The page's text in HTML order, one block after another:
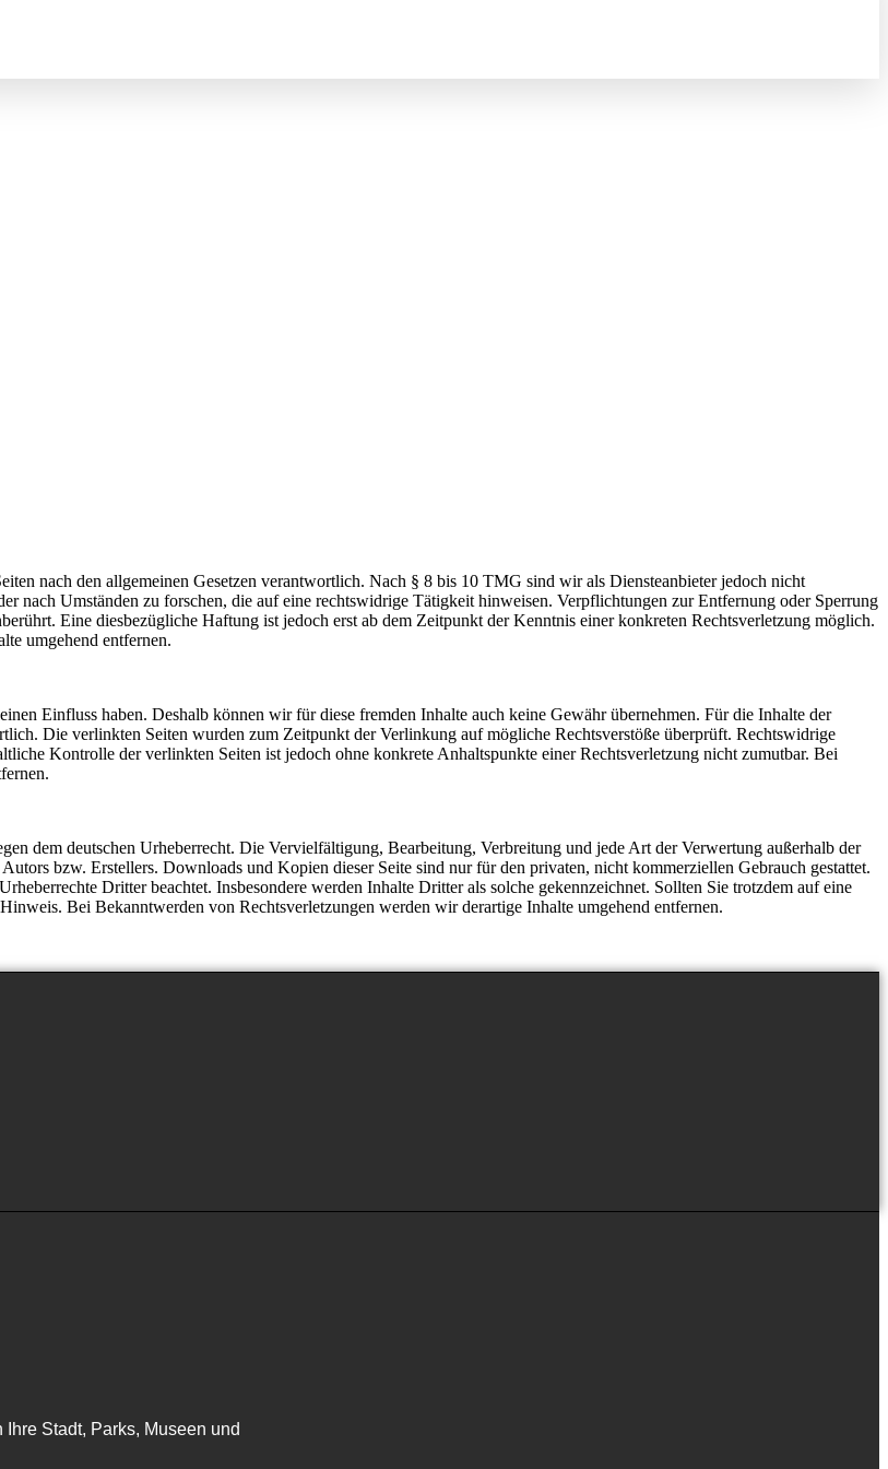
nach den allgemeinen Gesetzen verantwortlich. Nach § 8 bis 10 TMG sind wir als Diensteanbieter jedoch nicht
nach Umständen zu forschen, die auf eine rechtswidrige Tätigkeit hinweisen. Verpflichtungen zur Entfernung oder Sperrung
Eine diesbezügliche Haftung ist jedoch erst ab dem Zeitpunkt der Kenntnis einer konkreten Rechtsverletzung möglich.
umgehend entfernen.
Einfluss haben. Deshalb können wir für diese fremden Inhalte auch keine Gewähr übernehmen. Für die Inhalte der
Die verlinkten Seiten wurden zum Zeitpunkt der Verlinkung auf mögliche Rechtsverstöße überprüft. Rechtswidrige
Kontrolle der verlinkten Seiten ist jedoch ohne konkrete Anhaltspunkte einer Rechtsverletzung nicht zumutbar. Bei
dem deutschen Urheberrecht. Die Vervielfältigung, Bearbeitung, Verbreitung und jede Art der Verwertung außerhalb der
bzw. Erstellers. Downloads und Kopien dieser Seite sind nur für den privaten, nicht kommerziellen Gebrauch gestattet.
Dritter beachtet. Insbesondere werden Inhalte Dritter als solche gekennzeichnet. Sollten Sie trotzdem auf eine
Bei Bekanntwerden von Rechtsverletzungen werden wir derartige Inhalte umgehend entfernen.
Stadt, Parks, Museen und